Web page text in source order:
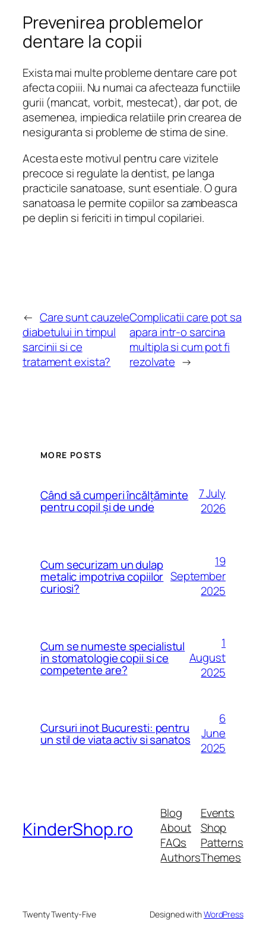
Prevenirea problemelor
dentare la copii
Exista mai multe probleme dentare care pot
afecta copiii. Nu numai ca afecteaza functiile
gurii (mancat, vorbit, mestecat), dar pot, de
asemenea, impiedica relatiile prin crearea de
nesiguranta si probleme de stima de sine.
Acesta este motivul pentru care vizitele
precoce si regulate la dentist, pe langa
practicile sanatoase, sunt esentiale. O gura
sanatoasa le permite copiilor sa zambeasca
pe deplin si fericiti in timpul copilariei.
← Care sunt cauzele
diabetului in timpul
sarcinii si ce
tratament exista?
Complicatii care pot sa
apara intr-o sarcina
multipla si cum pot fi
rezolvate →
MORE POSTS
Când să cumperi încălțăminte
pentru copil și de unde
7 July
2026
Cum securizam un dulap
metalic impotriva copiilor
curiosi?
19
September
2025
Cum se numeste specialistul
in stomatologie copii si ce
competente are?
1
August
2025
Cursuri inot Bucuresti: pentru
un stil de viata activ si sanatos
6
June
2025
KinderShop.ro
Blog
About
FAQs
Authors
Events
Shop
Patterns
Themes
Twenty Twenty-Five Designed withWordPress